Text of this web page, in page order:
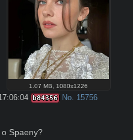
1.07 MB 1080x1226
b84356 No. 15756
Spaeny?